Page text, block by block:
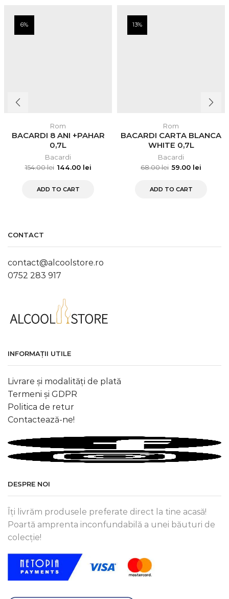
6%
Rom
BACARDI 8 ANI +PAHAR
0,7L
Bacardi
154.00lei 144.00 lei
ADD TO CART
13%
Rom
BACARDI CARTA BLANCA
WHITE 0,7L
Bacardi
68.00lei 59.00 lei
ADD TO CART
CONTACT
contact@alcoolstore.ro
0752 283 917
INFORMAȚII UTILE
Livrare și modalități de plată
Termeni și GDPR
Politica de retur
Contactează-ne!
DESPRE NOI
Îți livrăm produsele preferate direct la tine acasă!
Poartă amprenta inconfundabilă a unei băuturi de
colecție!